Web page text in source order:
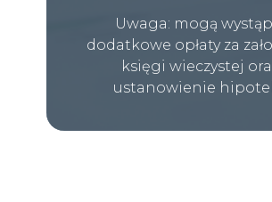
Uwaga: mogą
dodatkowe opłaty za
księgi wieczystej
ustanowienie